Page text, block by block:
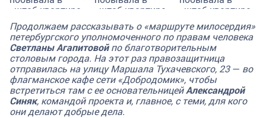
Продолжаем рассказывать о «маршруте милосердия»
петербургского уполномоченного по правам человека
Светланы Агапитовойпо благотворительным
столовым города. На этот раз правозащитница
отправилась на улицу Маршала Тухачевского, 23— во
флагманское кафе сети «Добродомик», чтобы
встретиться там с ее основательницейАлександрой
Синяк, командой проекта и, главное, с теми, для кого
они делают добрые дела.